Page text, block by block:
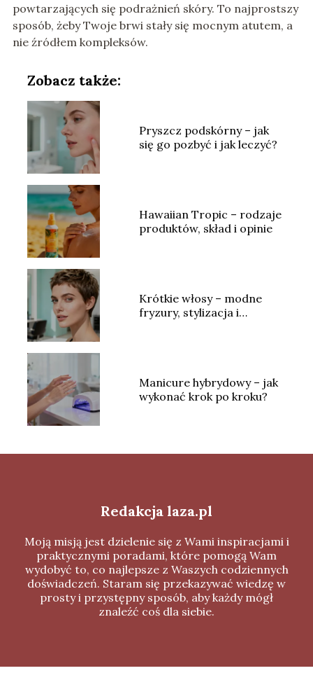
powtarzających się podrażnień skóry. To najprostszy
sposób, żeby Twoje brwi stały się mocnym atutem, a
nie źródłem kompleksów.
Zobacz także:
Pryszcz podskórny – jak
się go pozbyć i jak leczyć?
Hawaiian Tropic – rodzaje
produktów, skład i opinie
Krótkie włosy – modne
fryzury, stylizacja i
Manicure hybrydowy – jak
wykonać krok po kroku?
Redakcja laza.pl
Moją misją jest dzielenie się z Wami inspiracjami i
praktycznymi poradami, które pomogą Wam
wydobyć to, co najlepsze z Waszych codziennych
doświadczeń. Staram się przekazywać wiedzę w
prosty i przystępny sposób, aby każdy mógł
znaleźć coś dla siebie.